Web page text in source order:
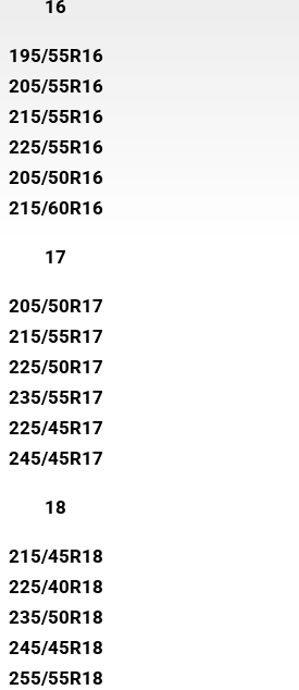
16
195/55R16
205/55R16
215/55R16
225/55R16
205/50R16
215/60R16
17
205/50R17
215/55R17
225/50R17
235/55R17
225/45R17
245/45R17
18
215/45R18
225/40R18
235/50R18
245/45R18
255/55R18